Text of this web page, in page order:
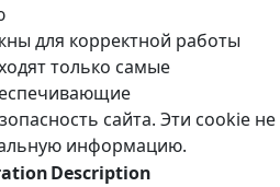
для корректной работы
только самые
сайта. Эти cookie не
информацию.
Description